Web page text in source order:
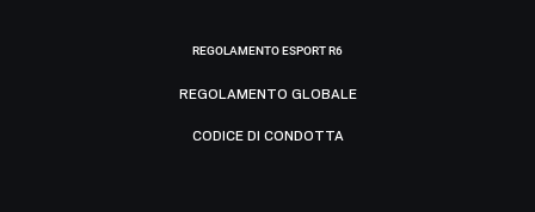
REGOLAMENTO ESPORT R6
REGOLAMENTO GLOBALE
CODICE DI CONDOTTA